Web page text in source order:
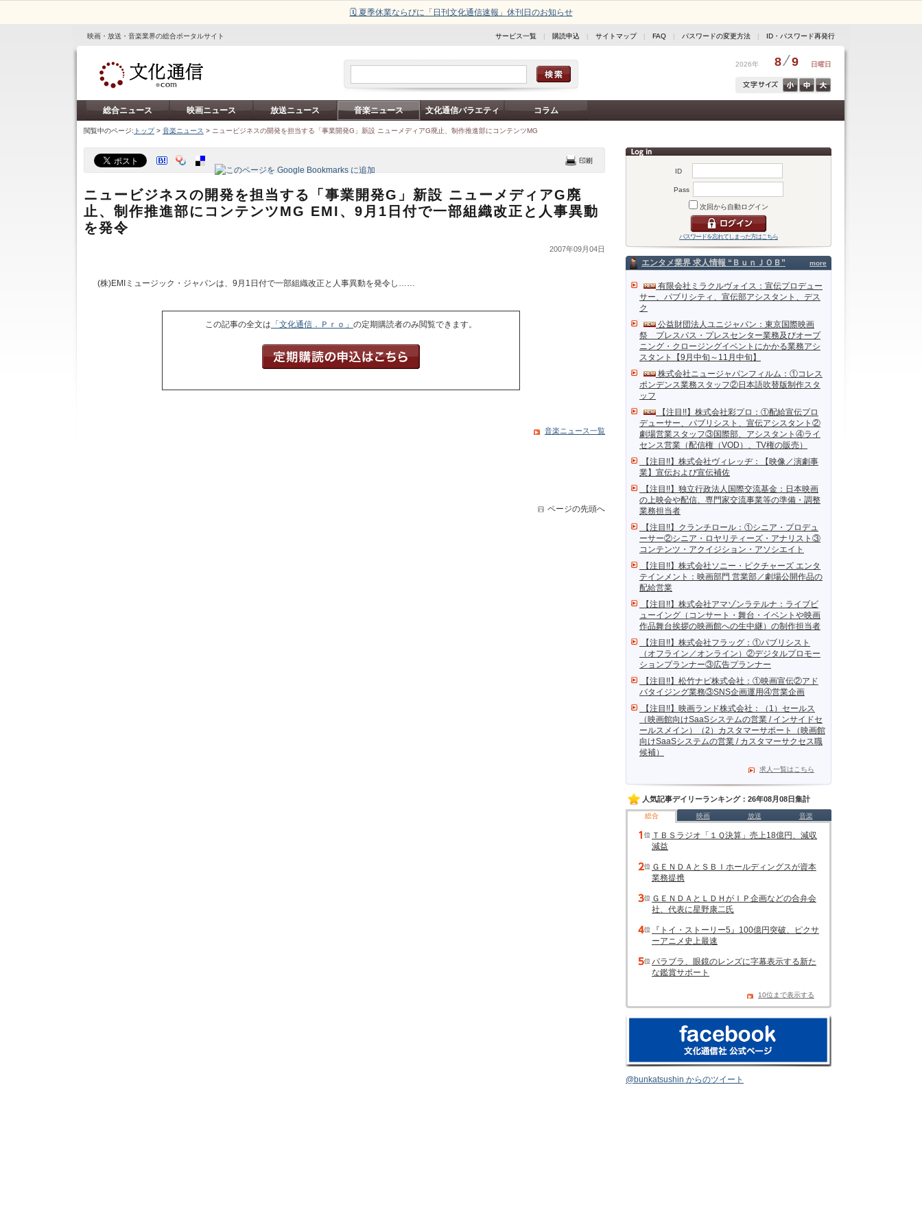
🗓️ 夏季休業ならびに「日刊文化通信速報」休刊日のお知らせ
映画・放送・音楽業界の総合ポータルサイト サービス一覧 | 購読申込 | サイトマップ| FAQ | パスワードの変更方法 | ID・パスワード再発行
2026年 8 9 日曜日
総合ニュース 映画ニュース 放送ニュース 音楽ニュース 文化通信バラエティ コラム
閲覧中のページ: トップ> 音楽ニュース > ニュービジネスの開発を担当する「事業開発G」新設 ニューメディアG廃止、制作推進部にコンテンツMG
ID
Pass
次回から自動ログイン
パスワードを忘れてしまった方はこちら
more
エンタメ業界 求人情報 “ＢｕｎＪＯＢ”
有限会社ミラクルヴォイス：宣伝プロデュー
サー、パブリシティ、宣伝部アシスタント、デス
ク
公益財団法人ユニジャパン：東京国際映画
祭 プレスパス・プレスセンター業務及びオープ
ニング・クロージングイベントにかかる業務アシ
スタント【9月中旬～11月中旬】
株式会社ニュージャパンフィルム：①コレス
ポンデンス業務スタッフ②日本語吹替版制作スタ
ッフ
【注目!!】株式会社彩プロ：①配給宣伝プロ
デューサー、パブリシスト、宣伝アシスタント②
劇場営業スタッフ③国際部、アシスタント④ライ
センス営業（配信権（VOD）、TV権の販売）
【注目!!】株式会社ヴィレッヂ：【映像／演劇事
業】宣伝および宣伝補佐
【注目!!】独立行政法人国際交流基金：日本映画
の上映会や配信、専門家交流事業等の準備・調整
業務担当者
【注目!!】クランチロール：①シニア・プロデュ
ーサー②シニア・ロヤリティーズ・アナリスト③
コンテンツ・アクイジション・アソシエイト
【注目!!】株式会社ソニー・ピクチャーズ エンタ
テインメント：映画部門 営業部／劇場公開作品の
配給営業
【注目!!】株式会社アマゾンラテルナ：ライブビ
ューイング（コンサート・舞台・イベントや映画
作品舞台挨拶の映画館への生中継）の制作担当者
【注目!!】株式会社フラッグ：①パブリシスト
（オフライン／オンライン）②デジタルプロモー
ションプランナー③広告プランナー
【注目!!】松竹ナビ株式会社：①映画宣伝②アド
バタイジング業務③SNS企画運用④営業企画
【注目!!】映画ランド株式会社：（1）セールス
（映画館向けSaaSシステムの営業 / インサイドセ
ールスメイン）（2）カスタマーサポート（映画館
向けSaaSシステムの営業 / カスタマーサクセス職
候補）
求人一覧はこちら
人気記事デイリーランキング：26年08月08日集計
総合 映画 放送 音楽
ＴＢＳラジオ「１Ｑ決算」売上18億円、減収
減益
ＧＥＮＤＡとＳＢＩホールディングスが資本
業務提携
ＧＥＮＤＡとＬＤＨがＩＰ企画などの合弁会
社、代表に星野康二氏
『トイ・ストーリー5』100億円突破、ピクサ
ーアニメ史上最速
パラブラ、眼鏡のレンズに字幕表示する新た
な鑑賞サポート
10位まで表示する
@bunkatsushin からのツイート
ニュービジネスの開発を担当する「事業開発G」新設 ニューメディアG廃
止、制作推進部にコンテンツMG EMI、9月1日付で一部組織改正と人事異動
を発令
2007年09月04日
(株)EMIミュージック・ジャパンは、9月1日付で一部組織改正と人事異動を発令し……
この記事の全文は 「文化通信．Ｐｒｏ」 の定期購読者のみ閲覧できます。
音楽ニュース一覧
ページの先頭へ